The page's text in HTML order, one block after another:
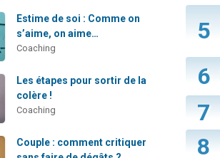
Estime de soi : Comme on
s’aime, on aime…
Coaching
Les étapes pour sortir de la
colère !
Coaching
Couple : comment critiquer
5
6
7
8